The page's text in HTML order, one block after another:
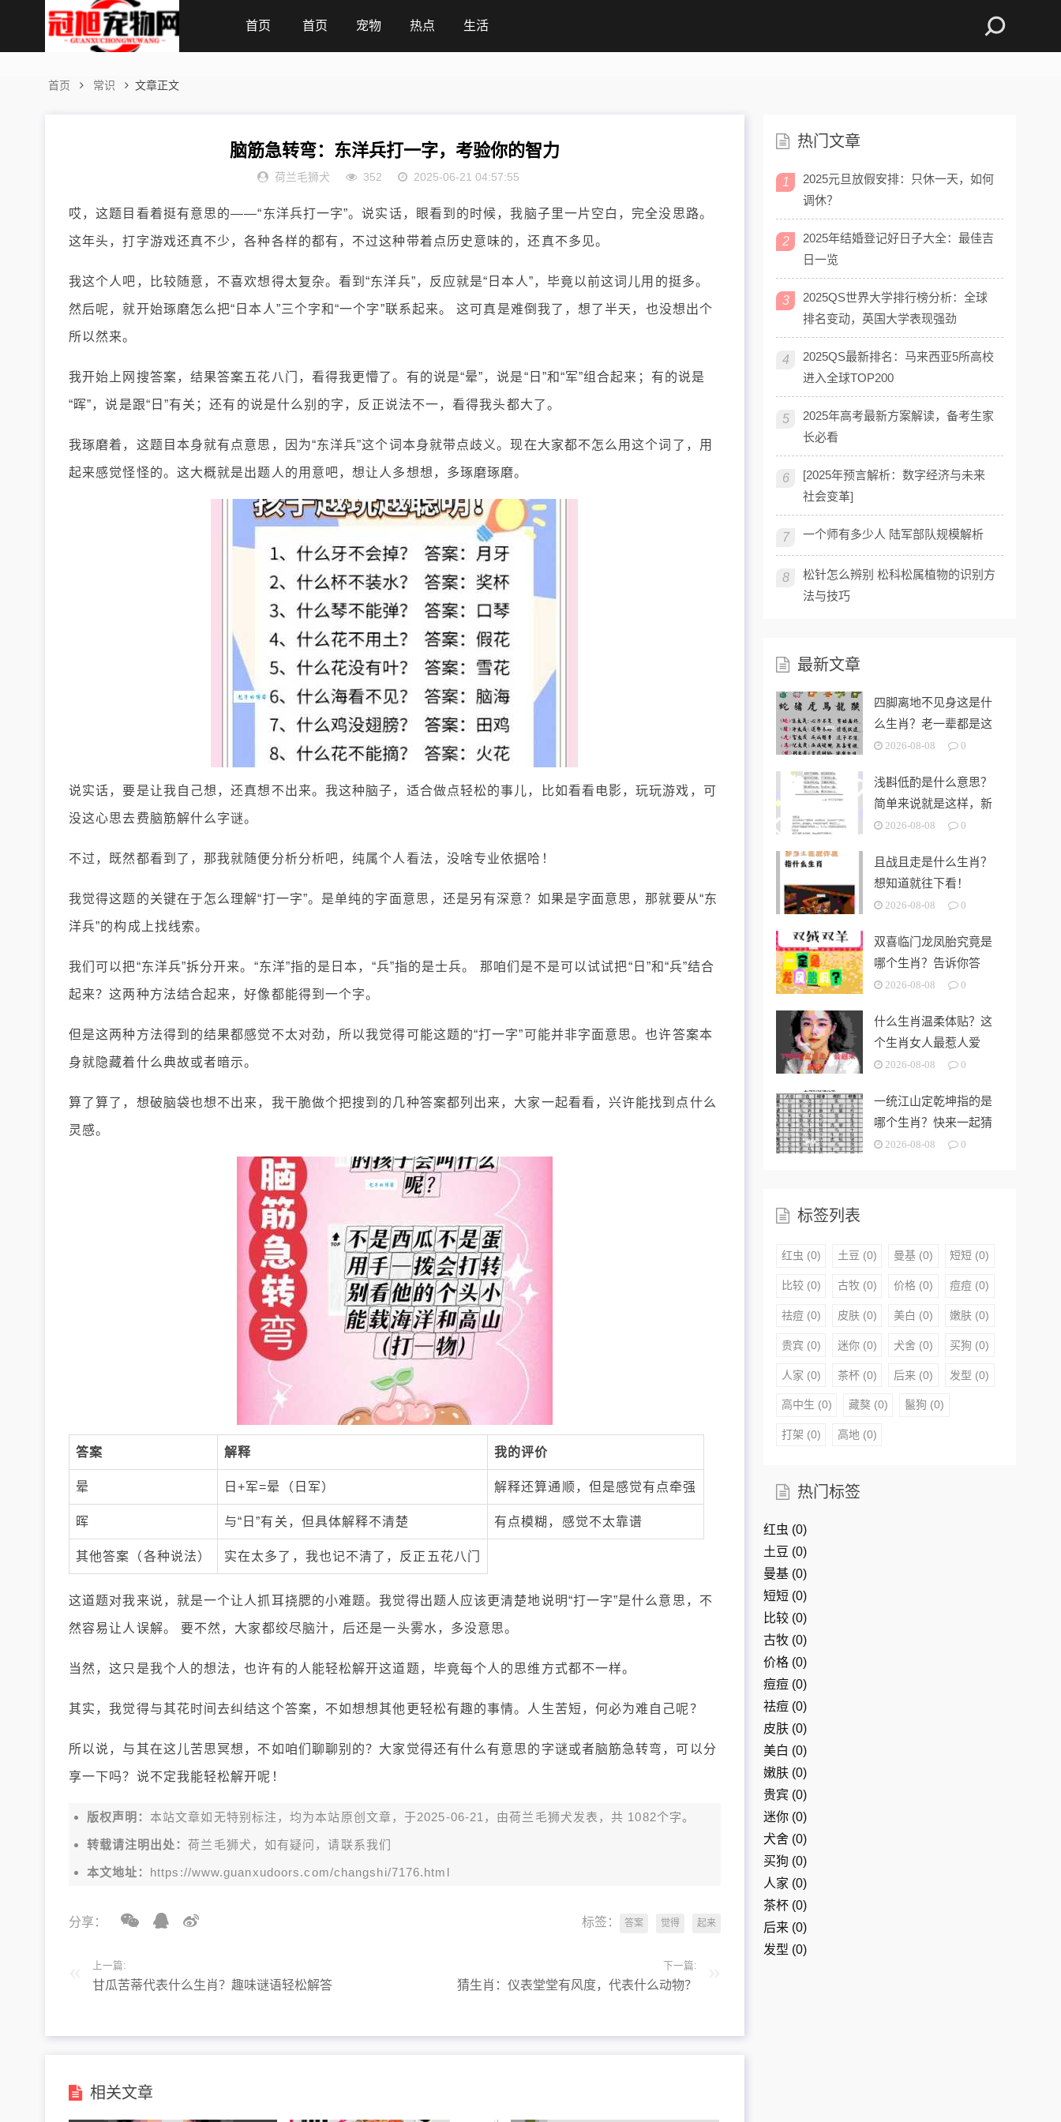
首页 首页 宠物 热点 生活
首页 常识 文章正文
脑筋急转弯：东洋兵打一字，考验你的智力
荷兰毛狮犬 352 2025-06-21 04:57:55
哎，这题目看着挺有意思的——“东洋兵打一字”。说实话，眼看到的时候，我脑子里一片空白，完全没思路。
这年头，打字游戏还真不少，各种各样的都有，不过这种带着点历史意味的，还真不多见。
我这个人吧，比较随意，不喜欢想得太复杂。看到“东洋兵”，反应就是“日本人”，毕竟以前这词儿用的挺多。
然后呢，就开始琢磨怎么把“日本人”三个字和“一个字”联系起来。 这可真是难倒我了，想了半天，也没想出个
所以然来。
我开始上网搜答案，结果答案五花八门，看得我更懵了。有的说是“晕”，说是“日”和“军”组合起来；有的说是
“晖”，说是跟“日”有关；还有的说是什么别的字，反正说法不一，看得我头都大了。
我琢磨着，这题目本身就有点意思，因为“东洋兵”这个词本身就带点歧义。现在大家都不怎么用这个词了，用
起来感觉怪怪的。这大概就是出题人的用意吧，想让人多想想，多琢磨琢磨。
说实话，要是让我自己想，还真想不出来。我这种脑子，适合做点轻松的事儿，比如看看电影，玩玩游戏，可
没这心思去费脑筋解什么字谜。
不过，既然都看到了，那我就随便分析分析吧，纯属个人看法，没啥专业依据哈！
我觉得这题的关键在于怎么理解“打一字”。是单纯的字面意思，还是另有深意？如果是字面意思，那就要从“东
洋兵”的构成上找线索。
我们可以把“东洋兵”拆分开来。“东洋”指的是日本，“兵”指的是士兵。 那咱们是不是可以试试把“日”和“兵”结合
起来？这两种方法结合起来，好像都能得到一个字。
但是这两种方法得到的结果都感觉不太对劲，所以我觉得可能这题的“打一字”可能并非字面意思。也许答案本
身就隐藏着什么典故或者暗示。
算了算了，想破脑袋也想不出来，我干脆做个把搜到的几种答案都列出来，大家一起看看，兴许能找到点什么
灵感。
答案 解释 我的评价
晕 日+军=晕（日军） 解释还算通顺，但是感觉有点牵强
晖 与“日”有关，但具体解释不清楚 有点模糊，感觉不太靠谱
其他答案（各种说法） 实在太多了，我也记不清了，反正五花八门
这道题对我来说，就是一个让人抓耳挠腮的小难题。我觉得出题人应该更清楚地说明“打一字”是什么意思，不
然容易让人误解。 要不然，大家都绞尽脑汁，后还是一头雾水，多没意思。
当然，这只是我个人的想法，也许有的人能轻松解开这道题，毕竟每个人的思维方式都不一样。
其实，我觉得与其花时间去纠结这个答案，不如想想其他更轻松有趣的事情。人生苦短，何必为难自己呢？
所以说，与其在这儿苦思冥想，不如咱们聊聊别的？大家觉得还有什么有意思的字谜或者脑筋急转弯，可以分
享一下吗？说不定我能轻松解开呢！
版权声明： 本站文章如无特别标注，均为本站原创文章，于2025-06-21，由荷兰毛狮犬 发表，共 1082个字。
转载请注明出处：荷兰毛狮犬，如有疑问，请联系我们
本文地址： https://www.guanxudoors.com/changshi/7176.html
标签： 答案 觉得 起来
分享：
上一篇:
甘瓜苦蒂代表什么生肖？趣味谜语轻松解答
下一篇:
猜生肖：仪表堂堂有风度，代表什么动物？
相关文章
热门文章
1
2025元旦放假安排：只休一天，如何
调休？
2
2025年结婚登记好日子大全：最佳吉
日一览
3
2025QS世界大学排行榜分析：全球
排名变动，英国大学表现强劲
4
2025QS最新排名：马来西亚5所高校
进入全球TOP200
5
2025年高考最新方案解读，备考生家
长必看
6
[2025年预言解析：数字经济与未来
社会变革]
7 一个师有多少人 陆军部队规模解析
8
松针怎么辨别 松科松属植物的识别方
法与技巧
最新文章
四脚离地不见身这是什
么生肖？老一辈都是这
样说的！
2026-08-08 0
浅斟低酌是什么意思？
简单来说就是这样，新
手也能懂
2026-08-08 0
且战且走是什么生肖？
想知道就往下看！
2026-08-08 0
双喜临门龙凤胎究竟是
哪个生肖？告诉你答
案！
2026-08-08 0
什么生肖温柔体贴？这
个生肖女人最惹人爱
2026-08-08 0
一统江山定乾坤指的是
哪个生肖？快来一起猜
猜看！
2026-08-08 0
标签列表
红虫 (0) 土豆 (0) 曼基(0) 短短 (0)
比较(0) 古牧(0) 价格(0) 痘痘 (0)
祛痘(0) 皮肤(0) 美白 (0) 嫩肤 (0)
贵宾 (0) 迷你(0) 犬舍(0) 买狗 (0)
人家 (0) 茶杯(0) 后来(0) 发型 (0)
高中生 (0) 藏獒(0) 鬣狗 (0)
打架 (0) 高地 (0)
热门标签
红虫 (0)
土豆 (0)
曼基 (0)
短短 (0)
比较 (0)
古牧 (0)
价格 (0)
痘痘 (0)
祛痘 (0)
皮肤 (0)
美白 (0)
嫩肤 (0)
贵宾 (0)
迷你 (0)
犬舍 (0)
买狗 (0)
人家 (0)
茶杯 (0)
后来 (0)
发型 (0)